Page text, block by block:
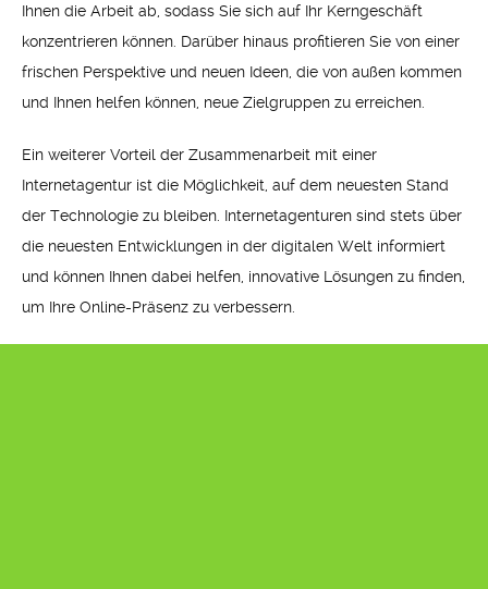
Ihnen die Arbeit ab, sodass Sie sich auf Ihr Kerngeschäft
konzentrieren können. Darüber hinaus profitieren Sie von einer
frischen Perspektive und neuen Ideen, die von außen kommen
und Ihnen helfen können, neue Zielgruppen zu erreichen.
Ein weiterer Vorteil der Zusammenarbeit mit einer
Internetagentur ist die Möglichkeit, auf dem neuesten Stand
der Technologie zu bleiben. Internetagenturen sind stets über
die neuesten Entwicklungen in der digitalen Welt informiert
und können Ihnen dabei helfen, innovative Lösungen zu finden,
um Ihre Online-Präsenz zu verbessern.